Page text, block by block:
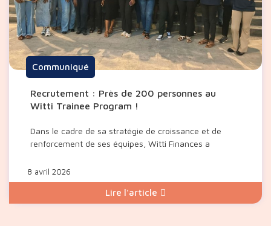
Communiqué
Recrutement : Près de 200 personnes au
Witti Trainee Program !
Dans le cadre de sa stratégie de croissance et de
renforcement de ses équipes, Witti Finances a
8 avril 2026
Lire l'article